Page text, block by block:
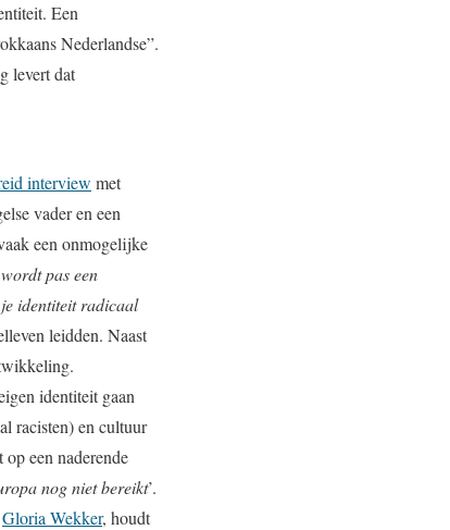
Een
Nederlandse”.
levert dat
interview met
vader en een
een onmogelijke
pas een
identiteit radicaal
leidden. Naast
identiteit gaan
racisten) en cultuur
een naderende
nog niet bereikt’.
Gloria Wekker, houdt